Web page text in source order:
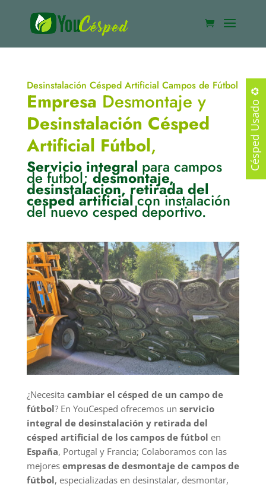
Desinstalación Césped Artificial Campos de Fútbol
Empresa Desmontaje y
Desinstalación Césped
Artificial Fútbol,
Servicio integral para campos
de futbol;desmontaje,
desinstalacion, retirada del
cesped artificialcon instalación
del nuevo cesped deportivo.
¿Necesita cambiar el césped de un campo de
fútbol? En YouCesped ofrecemos un servicio
integral de desinstalación y retirada del
césped artificial de los campos de fútbol en
España, Portugal y Francia; Colaboramos con las
mejores empresas de desmontaje de campos de
fútbol, especializadas en desinstalar, desmontar,
Césped Usado ♻️